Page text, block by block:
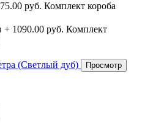
Комплект короба
Комплект
Просмотр